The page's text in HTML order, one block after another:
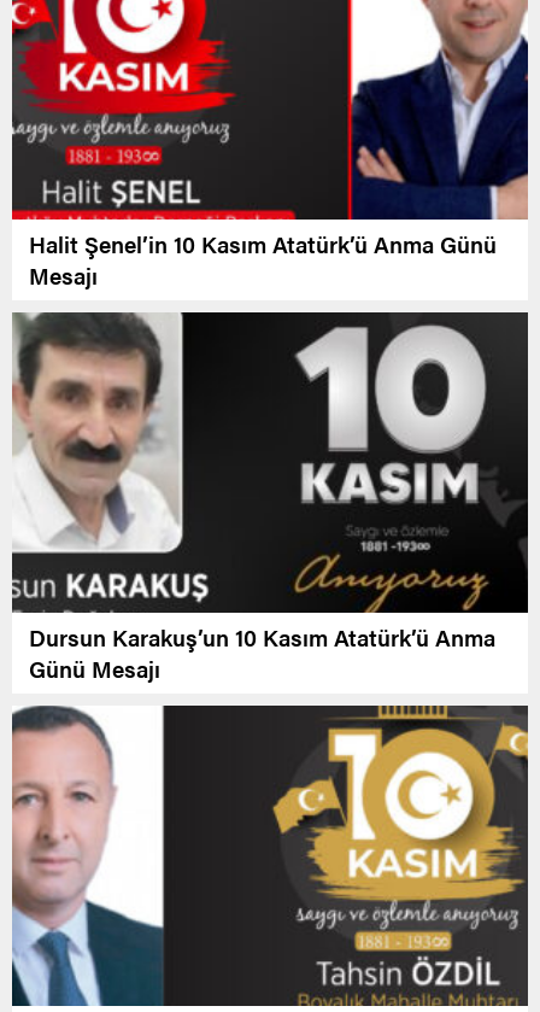
Halit Şenel’in 10 Kasım Atatürk’ü Anma Günü
Mesajı
Dursun Karakuş’un 10 Kasım Atatürk’ü Anma
Günü Mesajı